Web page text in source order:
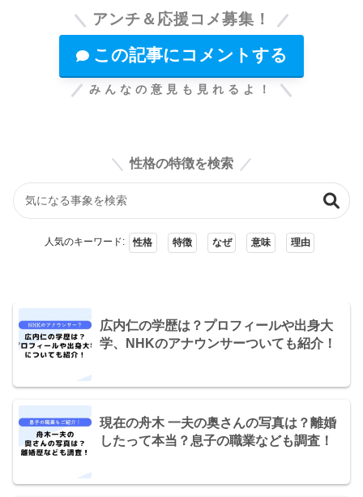
アンチ＆応援コメ募集！
この記事にコメントする
みんなの意見も見れるよ！
性格の特徴を検索
人気のキーワード: 性格 特徴 なぜ 意味 理由
広内仁の学歴は？プロフィールや出身大
学、NHKのアナウンサーついても紹介！
現在の舟木 一夫の奥さんの写真は？離婚
したって本当？息子の職業なども調査！